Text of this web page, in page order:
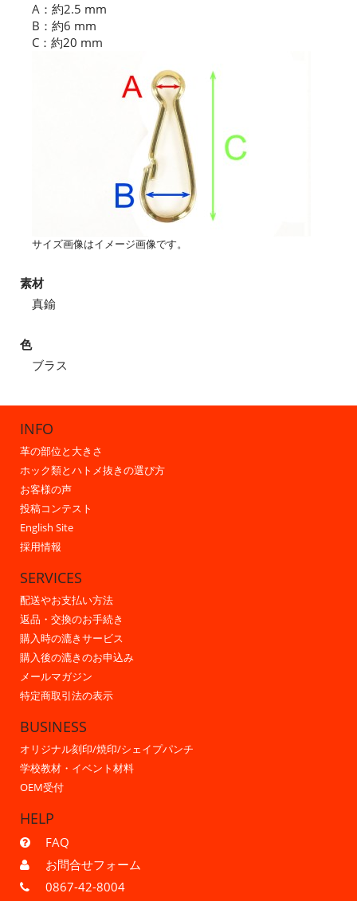
A：約2.5 mm
B：約6 mm
C：約20 mm
サイズ画像はイメージ画像です。
素材
真鍮
色
ブラス
INFO
革の部位と大きさ
ホック類とハトメ抜きの選び方
お客様の声
投稿コンテスト
English Site
採用情報
SERVICES
配送やお支払い方法
返品・交換のお手続き
購入時の漉きサービス
購入後の漉きのお申込み
メールマガジン
特定商取引法の表示
BUSINESS
オリジナル刻印/焼印/シェイプパンチ
学校教材・イベント材料
OEM受付
HELP
FAQ
お問合せフォーム
0867-42-8004